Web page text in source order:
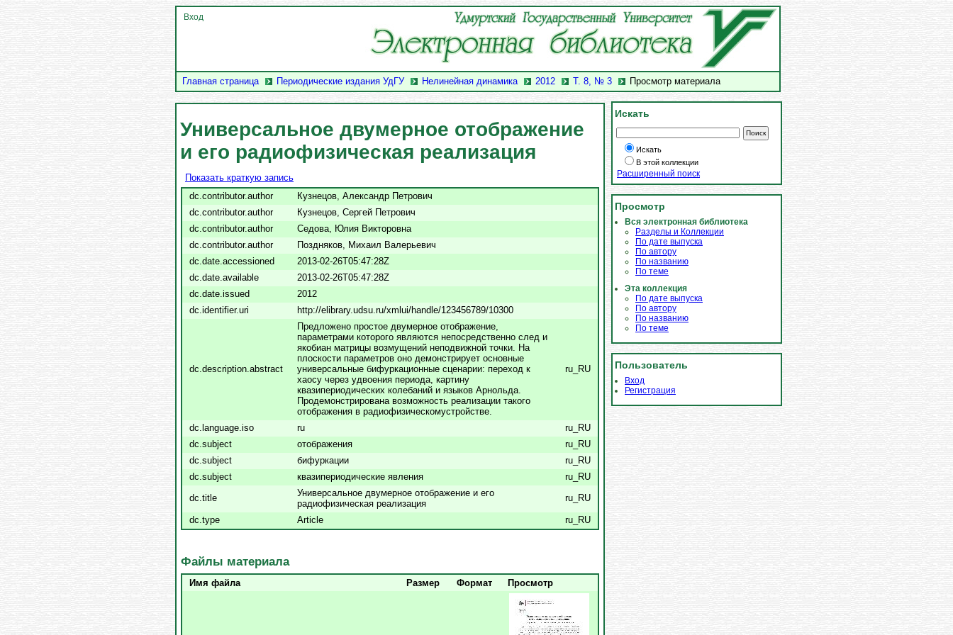
Главная страница Периодические издания УдГУ Нелинейная динамика 2012 Т. 8, № 3 Просмотр материала
Вход
Универсальное двумерное отображение
и его радиофизическая реализация
Показать краткую запись
dc.contributor.author
Кузнецов, Александр Петрович
dc.contributor.author
Кузнецов, Сергей Петрович
dc.contributor.author
Седова, Юлия Викторовна
dc.contributor.author
Поздняков, Михаил Валерьевич
dc.date.accessioned
2013-02-26T05:47:28Z
dc.date.available
2013-02-26T05:47:28Z
dc.date.issued
2012
dc.identifier.uri
http://elibrary.udsu.ru/xmlui/handle/123456789/10300
dc.description.abstract
Предложено простое двумерное отображение,
параметрами которого являются непосредственно след и
якобиан матрицы возмущений неподвижной точки. На
плоскости параметров оно демонстрирует основные
универсальные бифуркационные сценарии: переход к
хаосу через удвоения периода, картину
квазипериодических колебаний и языков Арнольда.
Продемонстрирована возможность реализации такого
отображения в радиофизическомустройстве.
ru_RU
dc.language.iso ru
ru_RU
dc.subject
отображения
ru_RU
dc.subject
бифуркации
ru_RU
dc.subject
квазипериодические явления
ru_RU
dc.title
Универсальное двумерное отображение и его
радиофизическая реализация
ru_RU
dc.type Article ru_RU
Файлы материала
Имя файла Размер Формат Просмотр
Искать
Искать
В этой коллекции
Расширенный поиск
Просмотр
Вся электронная библиотека
Разделы и Коллекции
По дате выпуска
По автору
По названию
По теме
Эта коллекция
По дате выпуска
По автору
По названию
По теме
Пользователь
Вход
Регистрация